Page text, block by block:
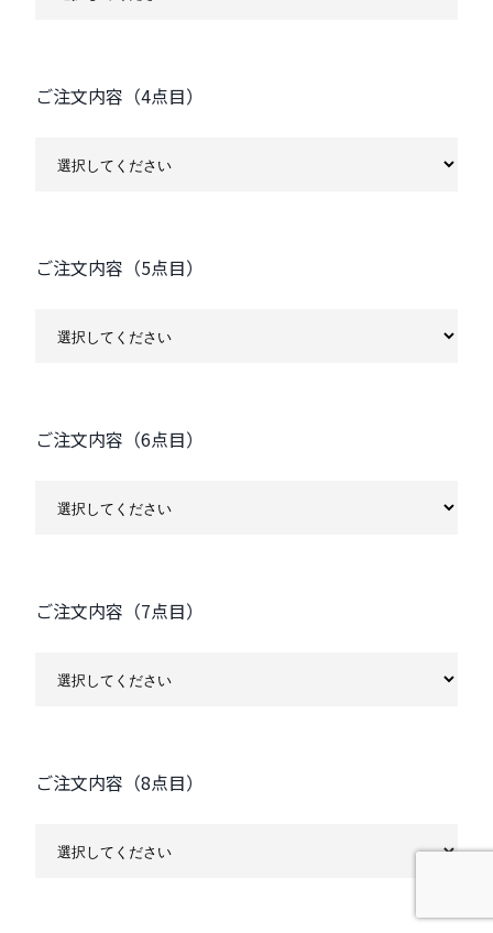
ご注文内容（4点目）
ご注文内容（5点目）
ご注文内容（6点目）
ご注文内容（7点目）
ご注文内容（8点目）